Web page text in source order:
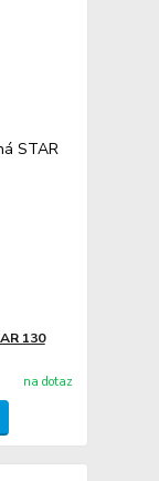
130
na dotaz